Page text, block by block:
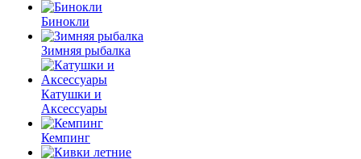
Бинокли
Зимняя рыбалка
Катушки и
Аксессуары
Кемпинг